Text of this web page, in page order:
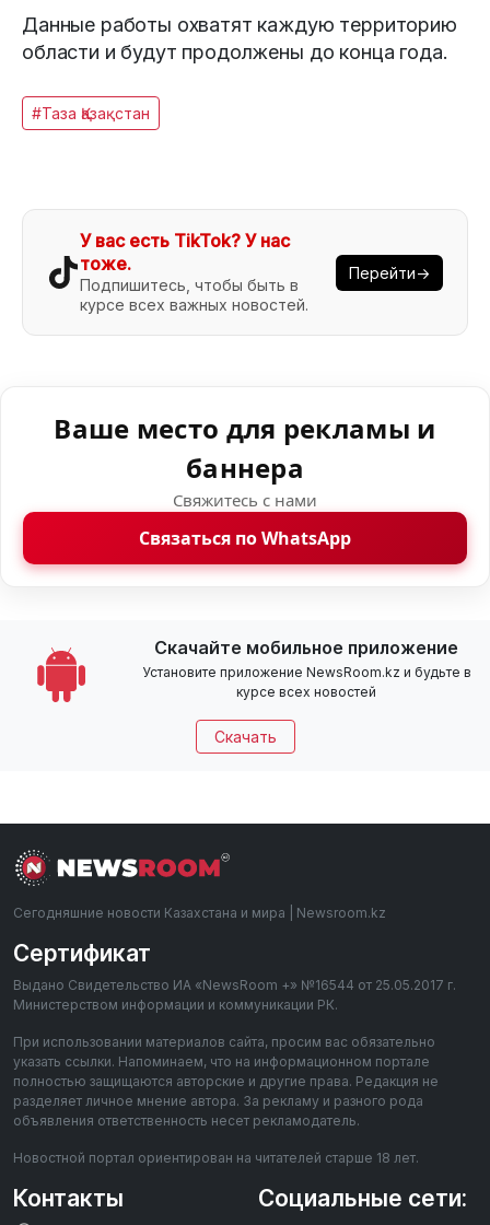
Данные работы охватят каждую территорию
области и будут продолжены до конца года.
#Таза Қазақстан
У вас есть TikTok? У нас
тоже.
Подпишитесь, чтобы быть в
курсе всех важных новостей.
Перейти→
Ваше место для рекламы и
баннера
Свяжитесь с нами
Связаться по WhatsApp
Скачайте мобильное приложение
Установите приложение NewsRoom.kz и будьте в
курсе всех новостей
Скачать
Сегодняшние новости Казахстана и мира | Newsroom.kz
Сертификат
Выдано Свидетельство ИА «NewsRoom +» №16544 от 25.05.2017 г.
Министерством информации и коммуникации РК.
При использовании материалов сайта, просим вас обязательно
указать ссылки. Напоминаем, что на информационном портале
полностью защищаются авторские и другие права. Редакция не
разделяет личное мнение автора. За рекламу и разного рода
объявления ответственность несет рекламодатель.
Новостной портал ориентирован на читателей старше 18 лет.
Контакты Социальные сети: